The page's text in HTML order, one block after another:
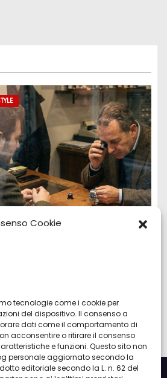
Cookie
tecnologie come i cookie per
del dispositivo. Il consenso a
dati come il comportamento di
acconsentire o ritirare il consenso
e funzioni. Questo sito non
personale aggiornato secondo la
editoriale secondo la L. n. 62 del
modelli usati
2026 Admin